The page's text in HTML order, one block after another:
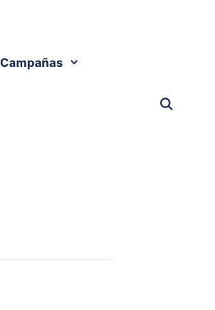
Campañas